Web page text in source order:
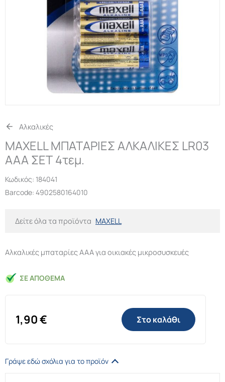
Αλκαλικές
MAXELL ΜΠΑΤΑΡΙΕΣ ΑΛΚΑΛΙΚΕΣ LR03
AAA ΣΕΤ 4τεμ.
Κωδικός: 184041
Barcode: 4902580164010
Δείτε όλα τα προϊόντα MAXELL
Αλκαλικές μπαταρίες AAA για οικιακές μικροσυσκευές
ΣΕ ΑΠΌΘΕΜΑ
1,90€ Στο καλάθι
Γράψε εδώ σχόλια για το προϊόν